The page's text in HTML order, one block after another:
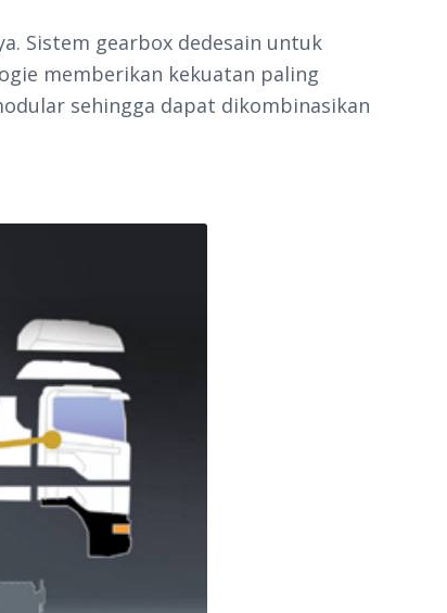
Sistem gearbox dedesain untuk
memberikan kekuatan paling
sehingga dapat dikombinasikan